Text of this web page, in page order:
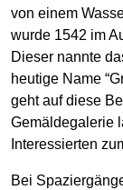
von einem
wurde 1542 im
Dieser nannte
heutige Name
geht auf diese
Gemäldegalerie
Interessierten
Bei